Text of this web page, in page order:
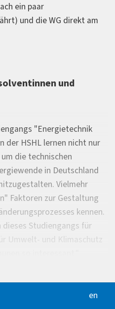
en
ein paar
und die WG direkt am
und
"Energietechnik
der HSHL lernen nicht nur
die technischen
in Deutschland
Vielmehr
Faktoren zur Gestaltung
kennen.
Studiengangs für
Umwelt- und Klimaschutz
auf. Die Erfahrungen